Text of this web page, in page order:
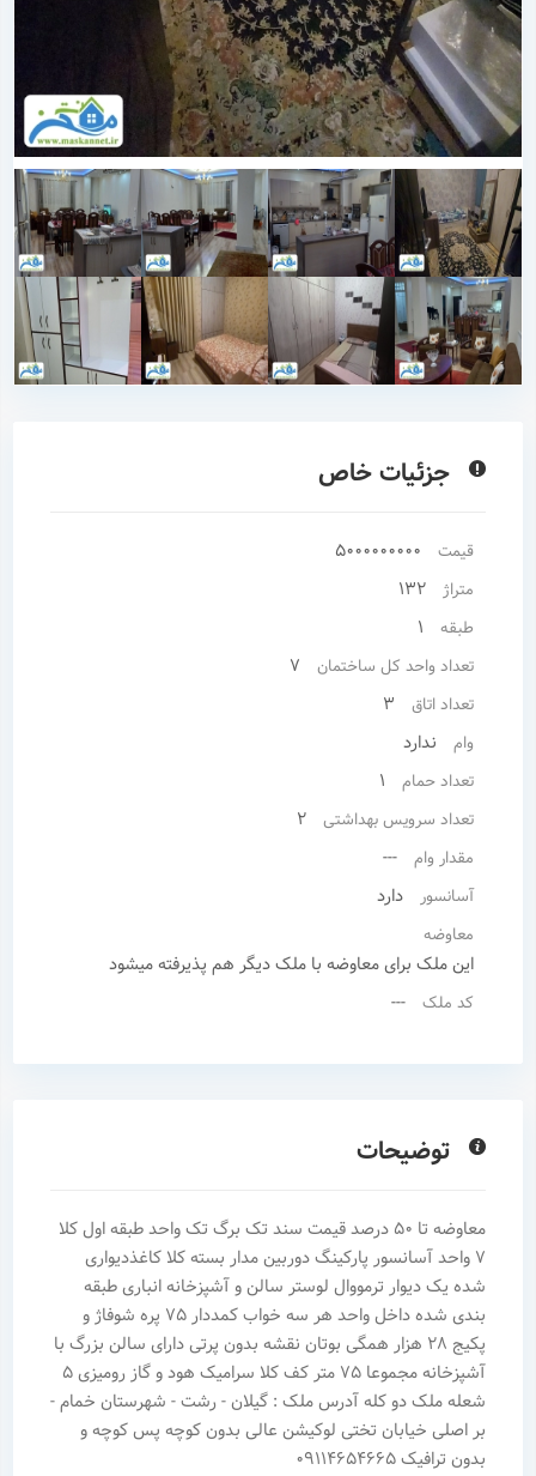
جزئیات خاص
قیمت 5000000000
متراژ 132
طبقه 1
تعداد واحد کل ساختمان 7
تعداد اتاق 3
وام ندارد
تعداد حمام 1
تعداد سرویس بهداشتی 2
مقدار وام ---
آسانسور دارد
معاوضه
این ملک برای معاوضه با ملک دیگر هم پذیرفته میشود
کد ملک ---
توضیحات
معاوضه تا 50 درصد قیمت سند تک برگ تک واحد طبقه اول کلا
7 واحد آسانسور پارکینگ دوربین مدار بسته کلا کاغذدیواری
شده یک دیوار ترمووال لوستر سالن و آشپزخانه انباری طبقه
بندی شده داخل واحد هر سه خواب کمددار 75 پره شوفاژ و
پکیج 28 هزار همگی بوتان نقشه بدون پرتی دارای سالن بزرگ با
آشپزخانه مجموعا 75 متر کف کلا سرامیک هود و گاز رومیزی 5
شعله ملک دو کله آدرس ملک : گیلان - رشت - شهرستان خمام -
بر اصلی خیابان تختی لوکیشن عالی بدون کوچه پس کوچه و
بدون ترافیک 09114654665